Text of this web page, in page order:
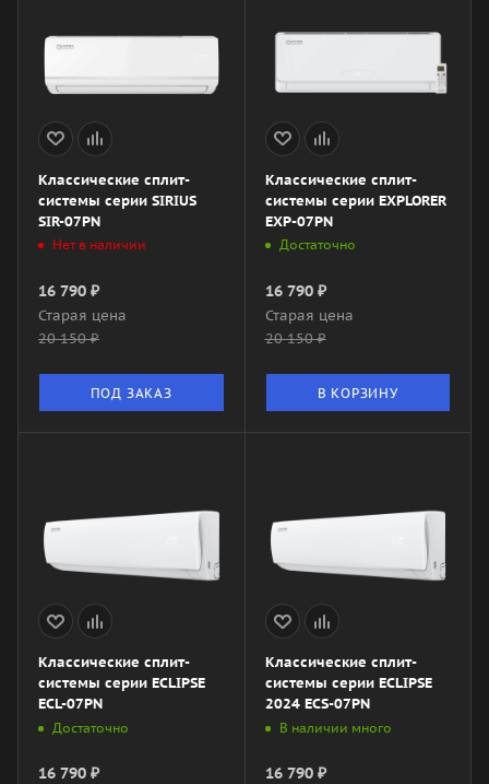
Классические сплит-
системы серии SIRIUS
SIR-07PN
Нет в наличии
16 790 ₽
Старая цена
20 150₽
ПОД ЗАКАЗ
Классические сплит-
системы серии EXPLORER
EXP-07PN
Достаточно
16 790₽
Старая цена
20 150₽
В КОРЗИНУ
Классические сплит-
системы серии ECLIPSE
ECL-07PN
Достаточно
16 790 ₽
Классические сплит-
системы серии ECLIPSE
2024 ECS-07PN
В наличии много
16 790₽